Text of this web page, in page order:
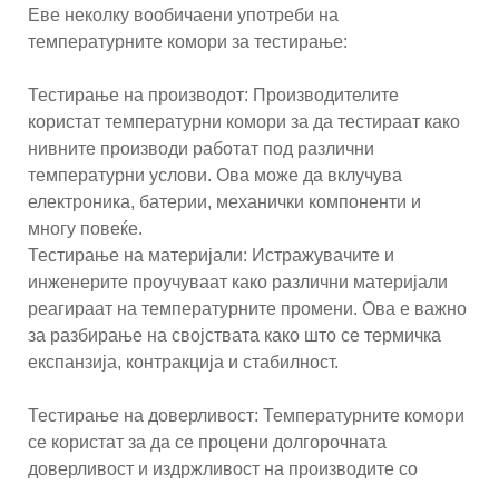
Еве неколку вообичаени употреби на
температурните комори за тестирање:
Тестирање на производот: Производителите
користат температурни комори за да тестираат како
нивните производи работат под различни
температурни услови. Ова може да вклучува
електроника, батерии, механички компоненти и
многу повеќе.
Тестирање на материјали: Истражувачите и
инженерите проучуваат како различни материјали
реагираат на температурните промени. Ова е важно
за разбирање на својствата како што се термичка
експанзија, контракција и стабилност.
Тестирање на доверливост: Температурните комори
се користат за да се процени долгорочната
доверливост и издржливост на производите со